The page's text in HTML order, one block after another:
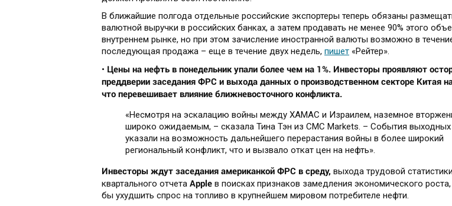
В ближайшие полгода отдельные российские экспортеры теперь обязаны
валютной выручки в российских банках, а затем продавать не менее 90% этого
внутреннем рынке, но при этом зачисление иностранной валюты возможно в
последующая продажа – еще в течение двух недель, пишет «Рейтер».
• Цены на нефть в понедельник упали более чем на 1%. Инвесторы проявляют
преддверии заседания ФРС и выхода данных о производственном секторе Китая
что перевешивает влияние ближневосточного конфликта.
«Несмотря на эскалацию войны между ХАМАС и Израилем, наземное
широко ожидаемым, – сказала Тина Тэн из CMC Markets. – События выходных
указали на возможность дальнейшего перерастания войны в более широкий
региональный конфликт, что и вызвало откат цен на нефть».
Инвесторы ждут заседания американкой ФРС в среду, выхода трудовой
квартального отчета Apple в поисках признаков замедления экономического
бы ухудшить спрос на топливо в крупнейшем мировом потребителе нефти.